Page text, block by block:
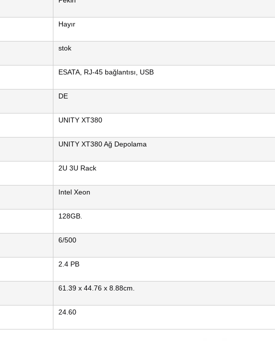
Hayır
stok
ESATA, RJ-45 bağlantısı, USB
DE
UNITY XT380
UNITY XT380 Ağ Depolama
2U 3U Rack
Intel Xeon
128GB.
6/500
2.4 PB
61.39 x 44.76 x 8.88cm.
24.60